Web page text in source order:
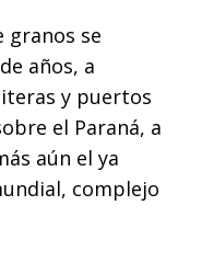
granos se
años, a
y puertos
el Paraná, a
aún el ya
complejo